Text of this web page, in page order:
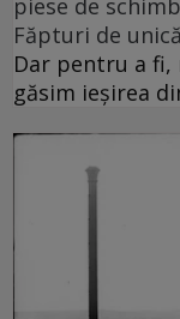
piese de schimb
Făpturi de
Dar pentru a
găsim ieșirea